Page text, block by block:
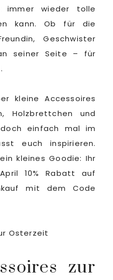
wieder tolle
kann. Ob für die
Geschwister
seiner Seite – für
kleine Accessoires
Holzbrettchen und
einfach mal im
euch inspirieren.
kleines Goodie: Ihr
10% Rabatt auf
mit dem Code
zur